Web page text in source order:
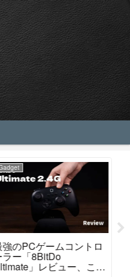
のPCゲームコントロ
ラー「8BitDo
」レビュー、これ